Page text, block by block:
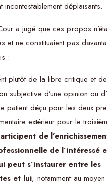
incontestablement déplaisants.
a jugé que ces propos
et ne constituaient pas
:
plutôt de la libre critique et de
subjective d’une opinion ou
patient déçu pour les deux
extérieur pour le
de
de l’intéressé
peut s’instaurer entre les
et lui, notamment au